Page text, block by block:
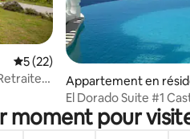
: 4,88 sur 5
Évaluation moyenne sur la
5 (22)
Appartement en
Roseau
El Dorado Suite #1
moment pour